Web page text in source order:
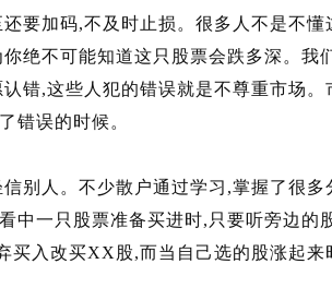
要加码,不及时止损。很多人不是不
绝不可能知道这只股票会跌多深。我
错,这些人犯的错误就是不尊重市场
错误的时候。
别人。不少散户通过学习,掌握了很
中一只股票准备买进时,只要听旁边
入改买XX股,而当自己选的股涨起来